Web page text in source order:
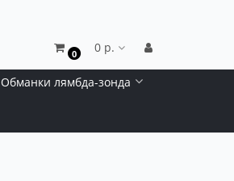
0 0 р.
Обманки лямбда-зонда